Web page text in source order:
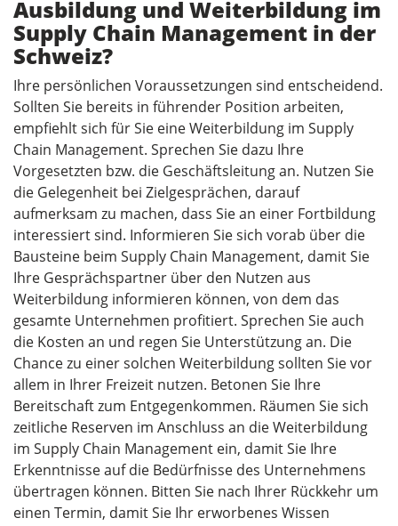
Ausbildung und Weiterbildung im
Supply Chain Management in der
Schweiz?
Ihre persönlichen Voraussetzungen sind entscheidend.
Sollten Sie bereits in führender Position arbeiten,
empfiehlt sich für Sie eine Weiterbildung im Supply
Chain Management. Sprechen Sie dazu Ihre
Vorgesetzten bzw. die Geschäftsleitung an. Nutzen Sie
die Gelegenheit bei Zielgesprächen, darauf
aufmerksam zu machen, dass Sie an einer Fortbildung
interessiert sind. Informieren Sie sich vorab über die
Bausteine beim Supply Chain Management, damit Sie
Ihre Gesprächspartner über den Nutzen aus
Weiterbildung informieren können, von dem das
gesamte Unternehmen profitiert. Sprechen Sie auch
die Kosten an und regen Sie Unterstützung an. Die
Chance zu einer solchen Weiterbildung sollten Sie vor
allem in Ihrer Freizeit nutzen. Betonen Sie Ihre
Bereitschaft zum Entgegenkommen. Räumen Sie sich
zeitliche Reserven im Anschluss an die Weiterbildung
im Supply Chain Management ein, damit Sie Ihre
Erkenntnisse auf die Bedürfnisse des Unternehmens
übertragen können. Bitten Sie nach Ihrer Rückkehr um
einen Termin, damit Sie Ihr erworbenes Wissen